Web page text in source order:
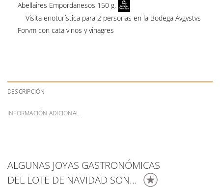
Abellaires Empordanesos 150 g.
Visita enoturística para 2 personas en la Bodega Avgvstvs
Forvm con cata vinos y vinagres
DESCRIPCIÓN
INFORMACIÓN ADICIONAL
ALGUNAS JOYAS GASTRONÓMICAS
DEL LOTE DE NAVIDAD SON...